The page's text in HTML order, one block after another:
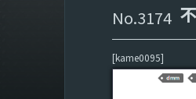
3174
[kame0095]